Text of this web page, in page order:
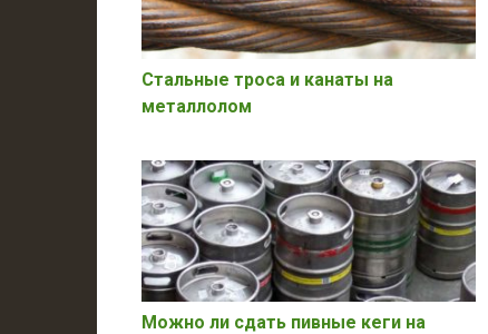
Стальные троса и канаты на
металлолом
Можно ли сдать пивные кеги на